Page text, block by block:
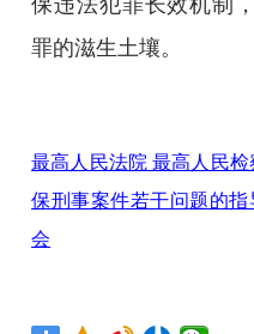
罪的滋生土壤。
最高人民法院 最高人民
保刑事案件若干问题的
会